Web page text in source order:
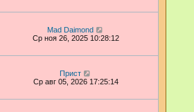
Mad Daimond
Ср ноя 26, 2025 10:28:12
Прист
Ср авг 05, 2026 17:25:14